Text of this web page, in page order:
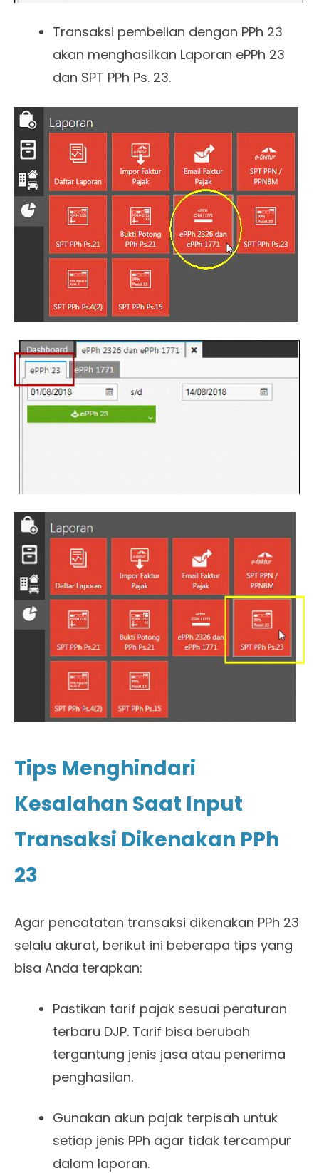
Transaksi pembelian dengan PPh 23
akan menghasilkan Laporan ePPh 23
dan SPT PPh Ps. 23.
Tips Menghindari
Kesalahan Saat Input
Transaksi Dikenakan PPh
23
Agar pencatatan transaksi dikenakan PPh 23
selalu akurat, berikut ini beberapa tips yang
bisa Anda terapkan:
Pastikan tarif pajak sesuai peraturan
terbaru DJP. Tarif bisa berubah
tergantung jenis jasa atau penerima
penghasilan.
Gunakan akun pajak terpisah untuk
setiap jenis PPh agar tidak tercampur
dalam laporan.